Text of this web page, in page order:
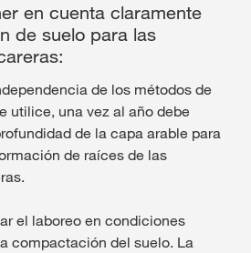
en cuenta claramente
de suelo para las
de los métodos de
utilice, una vez al año debe
de la capa arable para
de raíces de las
el laboreo en condiciones
compactación del suelo. La